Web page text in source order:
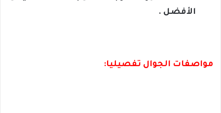
الأفضل .
مواصفات الجوال تفصيليا: